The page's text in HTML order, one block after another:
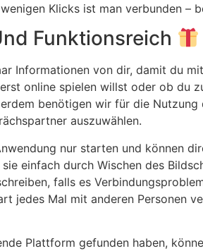
Klicks ist man verbunden –
Funktionsreich
Informationen von dir, damit du
online spielen willst oder ob du
benötigen wir für die
auszuwählen.
nur starten und können
einfach durch Wischen des
falls es
jedes Mal mit anderen Personen
Plattform gefunden haben,